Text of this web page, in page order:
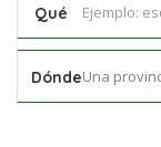
Qué
DóndeUna